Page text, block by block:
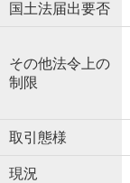
国土法届出要否
その他法令上の
制限
取引態様
現況